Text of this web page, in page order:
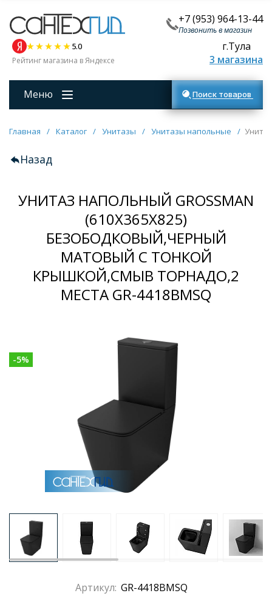
+7 (953) 964-13-44
Позвонить в магазин
5.0
Рейтинг магазина в Яндексе
г.Тула
3 магазина
Меню Поиск товаров
Главная / Каталог / Унитазы / Унитазы напольные /
Назад
УНИТАЗ НАПОЛЬНЫЙ GROSSMAN
(610Х365Х825)
БЕЗОБОДКОВЫЙ,ЧЕРНЫЙ
МАТОВЫЙ С ТОНКОЙ
КРЫШКОЙ,СМЫВ ТОРНАДО,2
МЕСТА GR-4418BMSQ
-5%
Артикул: GR-4418BMSQ